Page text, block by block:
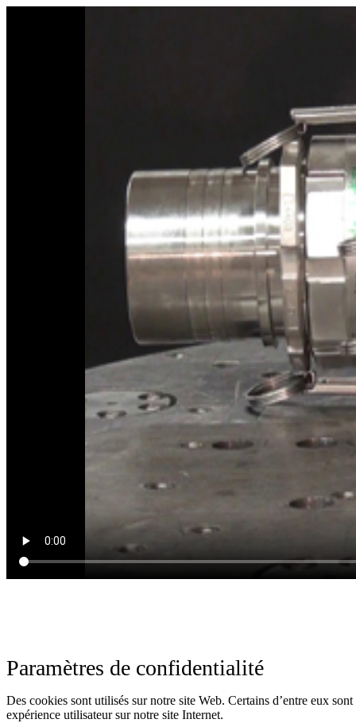
Paramètres de confidentialité
Des cookies sont utilisés sur notre site Web. Certains d’entre eux
expérience utilisateur sur notre site Internet.